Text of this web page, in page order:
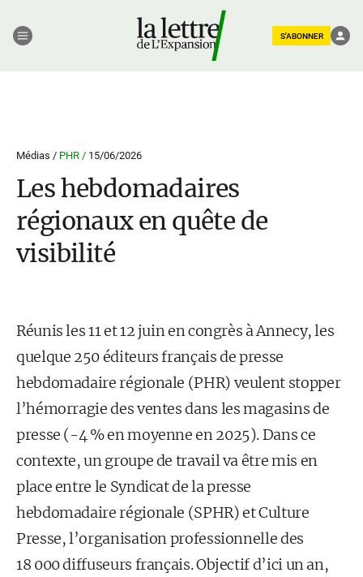
S'ABONNER
Médias / PHR / 15/06/2026
Les hebdomadaires
régionaux en quête de
visibilité
Réunis les 11 et 12 juin en congrès à Annecy, les
quelque 250 éditeurs français de presse
hebdomadaire régionale (PHR) veulent stopper
l’hémorragie des ventes dans les magasins de
presse (-4 % en moyenne en 2025). Dans ce
contexte, un groupe de travail va être mis en
place entre le Syndicat de la presse
hebdomadaire régionale (SPHR) et Culture
Presse, l’organisation professionnelle des
18 000 diffuseurs français. Objectif d’ici un an,